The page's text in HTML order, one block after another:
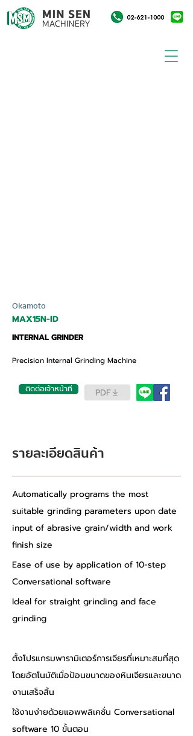
Okamoto
MAX15N-ID
INTERNAL GRINDER
Precision Internal Grinding Machine
ติดต่อเจ้าหน้าที่ PDF
รายละเอียดสินค้า
Automatically programs the most
suitable grinding parameters upon date
input of abrasive grain/width and work
finish size
Ease of use by application of 10-step
Conversational software
Ideal for straight grinding and face
grinding
ตั้งโปรแกรมพารามิเตอร์การเจียรที่เหมาะสมที่สุด
โดยอัตโนมัติเมื่อป้อนขนาดของหินเจียรและขนาด
งานเสร็จสิ้น
ใช้งานง่ายด้วยแอพพลิเคชั่น Conversational
software 10 ขั้นตอน